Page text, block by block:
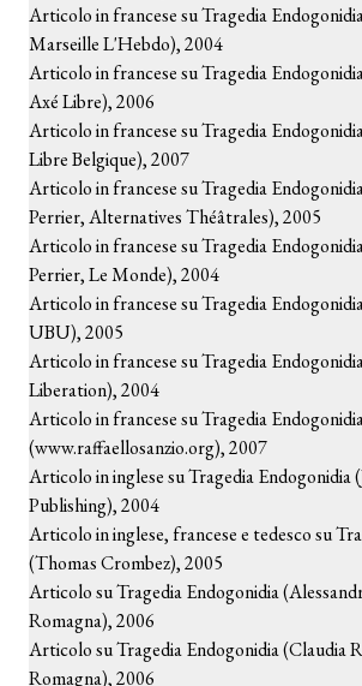
Articolo in francese su Tragedia
Marseille L'Hebdo), 2004
Articolo in francese su Tragedia
Axé Libre), 2006
Articolo in francese su Tragedia
Libre Belgique), 2007
Articolo in francese su Tragedia
Perrier, Alternatives Théâtrales), 2005
Articolo in francese su Tragedia
Perrier, Le Monde), 2004
Articolo in francese su Tragedia
UBU), 2005
Articolo in francese su Tragedia
Liberation), 2004
Articolo in francese su Tragedia
(www.raffaellosanzio.org), 2007
Articolo in inglese su Tragedia Endogonidia
Publishing), 2004
Articolo in inglese, francese e tedesco su
(Thomas Crombez), 2005
Articolo su Tragedia Endogonidia
Romagna), 2006
Articolo su Tragedia Endogonidia (Claudia
Romagna), 2006